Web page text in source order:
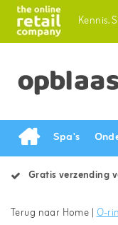
Kennis.
Spa's
Gratis verzending
Terug naar Home |O-